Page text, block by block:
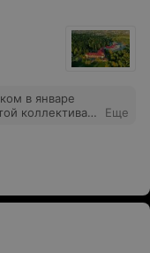
в январе
коллектива
к каждому
праздник. Всем
Еще